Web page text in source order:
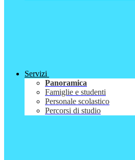
Servizi
Panoramica
Famiglie e studenti
Personale scolastico
Percorsi di studio